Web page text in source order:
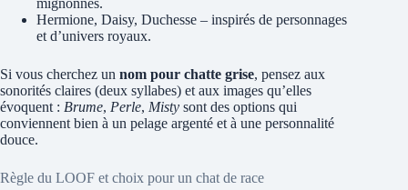
Hermione, Daisy, Duchesse – inspirés de personnages
et d’univers royaux.
Si vous cherchez un nom pour chatte grise, pensez aux
sonorités claires (deux syllabes) et aux images qu’elles
évoquent : Brume, Perle, Misty sont des options qui
conviennent bien à un pelage argenté et à une personnalité
douce.
Règle du LOOF et choix pour un chat de race